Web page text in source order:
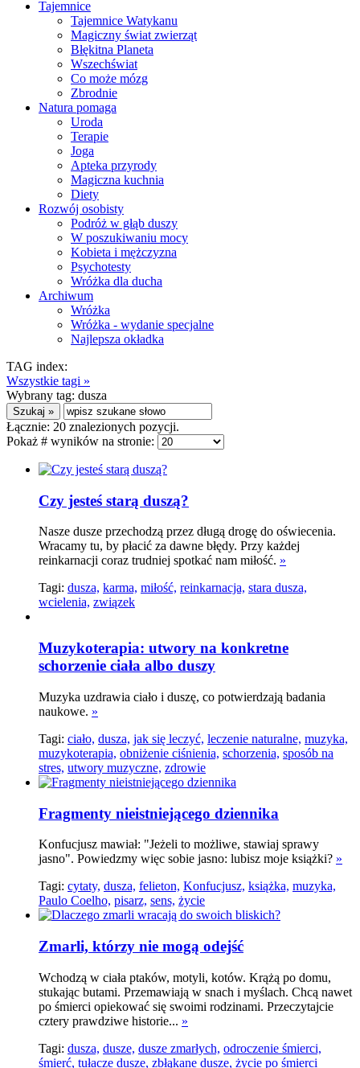
Tajemnice
Tajemnice Watykanu
Magiczny świat zwierząt
Błękitna Planeta
Wszechświat
Co może mózg
Zbrodnie
Natura pomaga
Uroda
Terapie
Joga
Apteka przyrody
Magiczna kuchnia
Diety
Rozwój osobisty
Podróż w głąb duszy
W poszukiwaniu mocy
Kobieta i mężczyzna
Psychotesty
Wróżka dla ducha
Archiwum
Wróżka
Wróżka - wydanie specjalne
Najlepsza okładka
TAG index:
Wszystkie tagi »
Wybrany tag: dusza
Łącznie: 20 znalezionych pozycji.
Pokaż # wyników na stronie:
Czy jesteś starą duszą?
Nasze dusze przechodzą przez długą drogę do oświecenia.
Wracamy tu, by płacić za dawne błędy. Przy każdej
reinkarnacji coraz trudniej spotkać nam miłość. »
Tagi: dusza, karma, miłość, reinkarnacja, stara dusza,
wcielenia, związek
Muzykoterapia: utwory na konkretne
schorzenie ciała albo duszy
Muzyka uzdrawia ciało i duszę, co potwierdzają badania
naukowe. »
Tagi: ciało, dusza, jak się leczyć, leczenie naturalne, muzyka,
muzykoterapia, obniżenie ciśnienia, schorzenia, sposób na
stres, utwory muzyczne, zdrowie
Fragmenty nieistniejącego dziennika
Konfucjusz mawiał: "Jeżeli to możliwe, stawiaj sprawy
jasno". Powiedzmy więc sobie jasno: lubisz moje książki? »
Tagi: cytaty, dusza, felieton, Konfucjusz, książka, muzyka,
Paulo Coelho, pisarz, sens, życie
Zmarli, którzy nie mogą odejść
Wchodzą w ciała ptaków, motyli, kotów. Krążą po domu,
stukając butami. Przemawiają w snach i myślach. Chcą nawet
po śmierci opiekować się swoimi rodzinami. Przeczytajcie
cztery prawdziwe historie... »
Tagi: dusza, dusze, dusze zmarłych, odroczenie śmierci,
śmierć, tułacze dusze, zbłąkane dusze, życie po śmierci